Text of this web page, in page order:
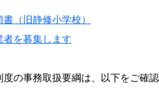
（旧静修小学校）
者を募集します
の事務取扱要綱は、以下をご確認